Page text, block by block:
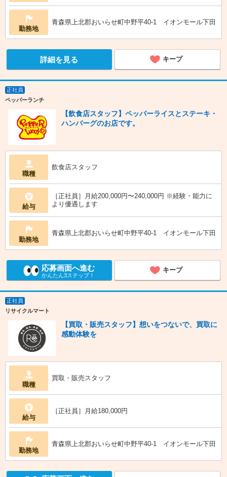
勤務地
青森県上北郡おいらせ町中野平40-1 イオンモール下田
詳細を見る キープ
正社員
ペッパーランチ
【飲食店スタッフ】ペッパーライスとステーキ・
ハンバーグのお店です。
職種
飲食店スタッフ
給与
［正社員］月給200,000円〜240,000円 ※経験・能力に
より優遇します
勤務地
青森県上北郡おいらせ町中野平40-1 イオンモール下田
応募画面へ進む
かんたん3ステップ！
キープ
正社員
リサイクルマート
【買取・販売スタッフ】想いをつないで、買取に
感動体験を
職種
買取・販売スタッフ
給与
［正社員］月給180,000円
勤務地
青森県上北郡おいらせ町中野平40-1 イオンモール下田